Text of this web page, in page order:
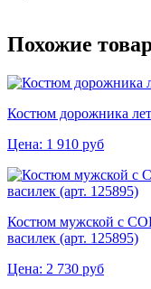
Похожие
Костюм дорожника
Цена: 1 910 руб
Костюм мужской с
василек (арт. 125895)
Цена: 2 730 руб